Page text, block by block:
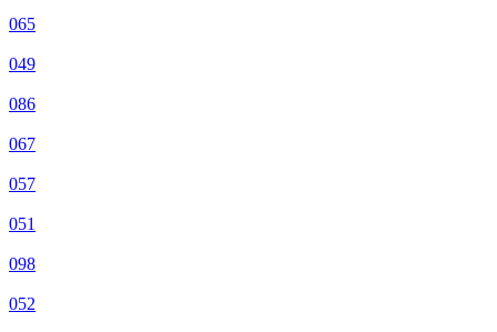
065
049
086
067
057
051
098
052